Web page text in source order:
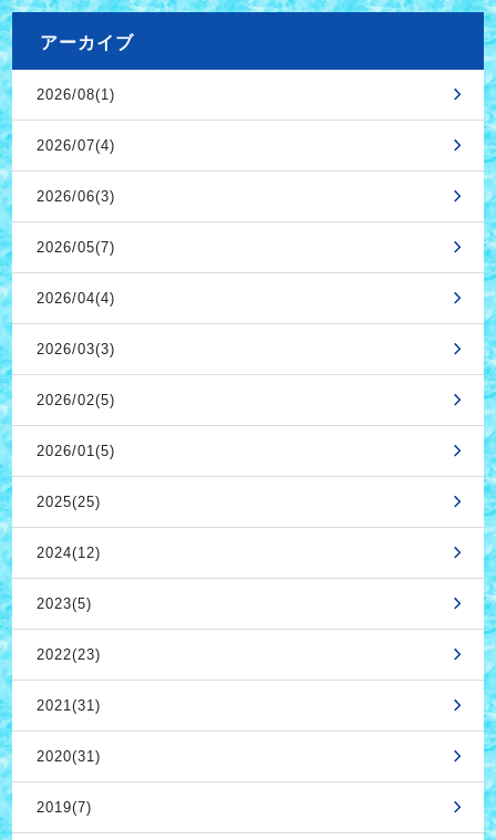
アーカイブ
2026/08(1)
2026/07(4)
2026/06(3)
2026/05(7)
2026/04(4)
2026/03(3)
2026/02(5)
2026/01(5)
2025(25)
2024(12)
2023(5)
2022(23)
2021(31)
2020(31)
2019(7)